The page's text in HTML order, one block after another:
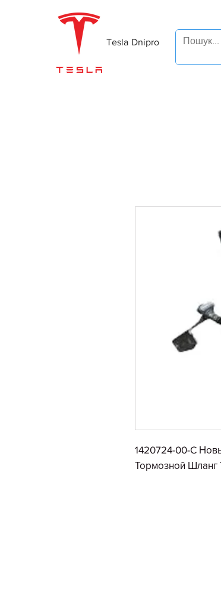
Tesla Dnipro
1420724-00-C
Тормозной Шланг